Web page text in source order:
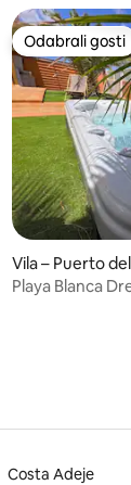
gosti”
4,9/5,
Odabrali gosti
Odabrali gosti
Vila – Puerto
Playa Blanca
Costa Adeje